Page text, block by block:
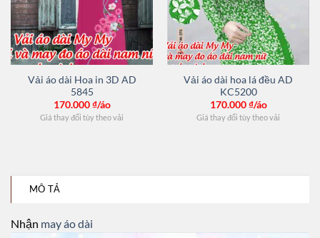
Vải áo dài Hoa in 3D AD
5845
170.000₫/áo
Giá thay đổi tùy theo vải
Vải áo dài hoa lá đều AD
KC5200
170.000₫/áo
Giá thay đổi tùy theo vải
MÔ TẢ
Nhận may áo dài